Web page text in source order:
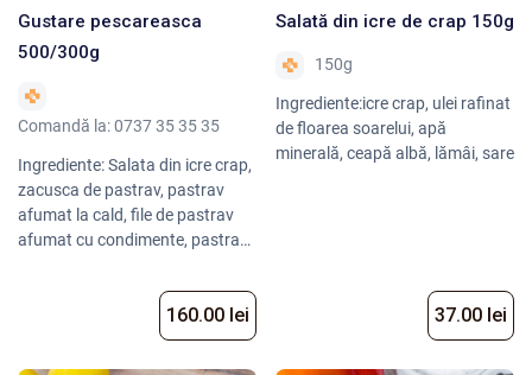
Gustare pescareasca
500/300g
Comandă la: 0737 35 35 35
Ingrediente: Salata din icre crap,
zacusca de pastrav, pastrav
afumat la cald, file de pastrav
afumat cu condimente, pastrav
castraveti, salata crocanta, ulei
160.00 lei
Salată din icre de crap 150g
150g
Ingrediente:icre crap, ulei rafinat
de floarea soarelui, apă
minerală, ceapă albă, lămâi, sare
37.00 lei